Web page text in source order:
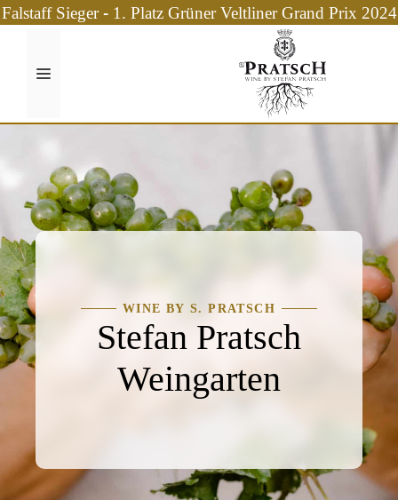
Zum
Falstaff Sieger - 1. Platz Grüner Veltliner Grand Prix 2024
Menü
WINE BY S. PRATSCH
Stefan Pratsch
Weingarten